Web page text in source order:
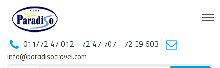
011/72 47 012 72 47 707
72 39 603
info@paradisotravel.com